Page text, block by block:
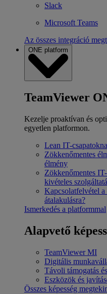
Slack
Microsoft Teams
Az összes integráció
ONE platform
TeamViewer
Kezelje proaktívan és
egyetlen platformon.
Lean IT-
Zökkenőmentes
élmény
Zökkenőmentes
kivételes
Kapcsolatfelvétel a
átalakulásra?
Ismerkedés a platformmal
Alapvető
TeamViewer MI
Digitális
Távoli támogatás
Eszközök és
Összes képesség